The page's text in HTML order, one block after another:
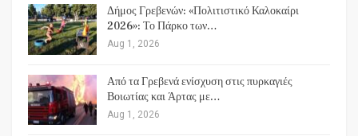
Δήμος Γρεβενών: «Πολιτιστικό Καλοκαίρι
2026»: Το Πάρκο των…
Aug 1, 2026
Από τα Γρεβενά ενίσχυση στις πυρκαγιές
Βοιωτίας και Άρτας με…
Aug 1, 2026